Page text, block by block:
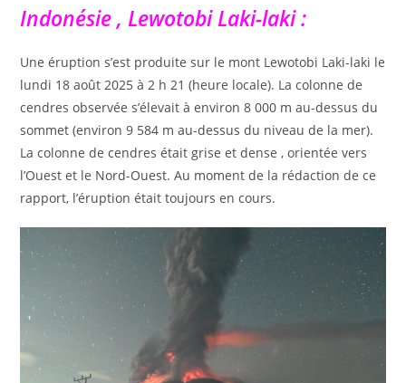
Indonésie , Lewotobi Laki-laki :
Une éruption s’est produite sur le mont Lewotobi Laki-laki le
lundi 18 août 2025 à 2 h 21 (heure locale). La colonne de
cendres observée s’élevait à environ 8 000 m au-dessus du
sommet (environ 9 584 m au-dessus du niveau de la mer).
La colonne de cendres était grise et dense , orientée vers
l’Ouest et le Nord-Ouest. Au moment de la rédaction de ce
rapport, l’éruption était toujours en cours.